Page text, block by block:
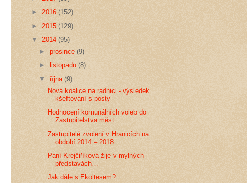
► 2016 (152)
► 2015 (129)
▼ 2014 (95)
►prosince (9)
►
listopadu(8)
▼října(9)
Nová koalice na radnici - výsledek
kšeftování s posty
Hodnocení komunálních voleb do
Zastupitelstva měst...
Zastupitelé zvolení v Hranicích na
období 2014 – 2018
Paní Krejčiříková žije v mylných
představách…
Jak dále s Ekoltesem?